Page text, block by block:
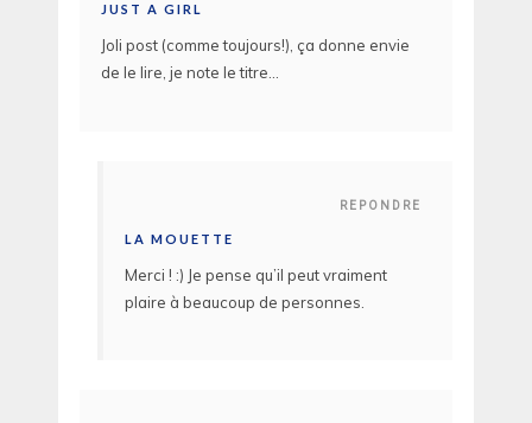
JUST A GIRL
Joli post (comme toujours!), ça donne envie
de le lire, je note le titre…
REPONDRE
LA MOUETTE
Merci ! :) Je pense qu’il peut vraiment
plaire à beaucoup de personnes.